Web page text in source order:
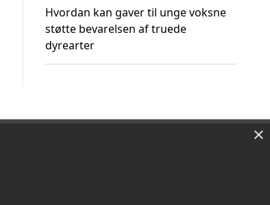
Hvordan kan gaver til unge voksne
støtte bevarelsen af truede
dyrearter
×